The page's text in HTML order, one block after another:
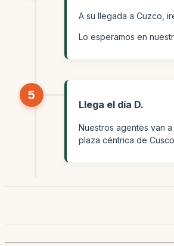
A su llegada a Cuzco,
Lo esperamos en
5
Llega el día D.
Nuestros agentes van
plaza céntrica de